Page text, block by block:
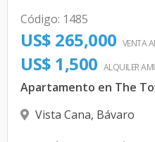
Código: 1485
US$ 265,000 VENTA
US$ 1,500 ALQUILER
Apartamento en The
Vista Cana, Bávaro